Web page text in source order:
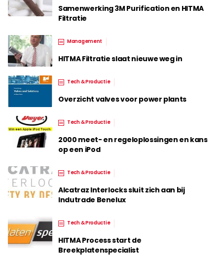
Samenwerking 3M Purification en HITMA
Filtratie
Management
HITMA Filtratie slaat nieuwe weg in
Tech & Productie
Overzicht valves voor power plants
Tech & Productie
2000 meet- en regeloplossingen en kans
op een iPod
Tech & Productie
Alcatraz Interlocks sluit zich aan bij
Indutrade Benelux
Tech & Productie
HITMA Process start de
Breekplatenspecialist